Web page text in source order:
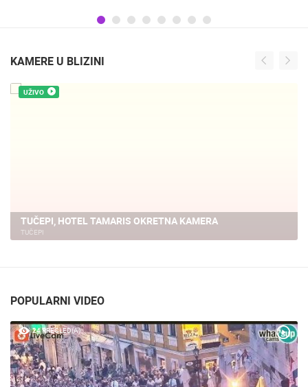
KAMERE U BLIZINI
UŽIVO
PROMAJNA - PLAŽA, BAŠKA VODA
BAŠKA VODA
POPULARNI VIDEO
24 PREGLED(A)